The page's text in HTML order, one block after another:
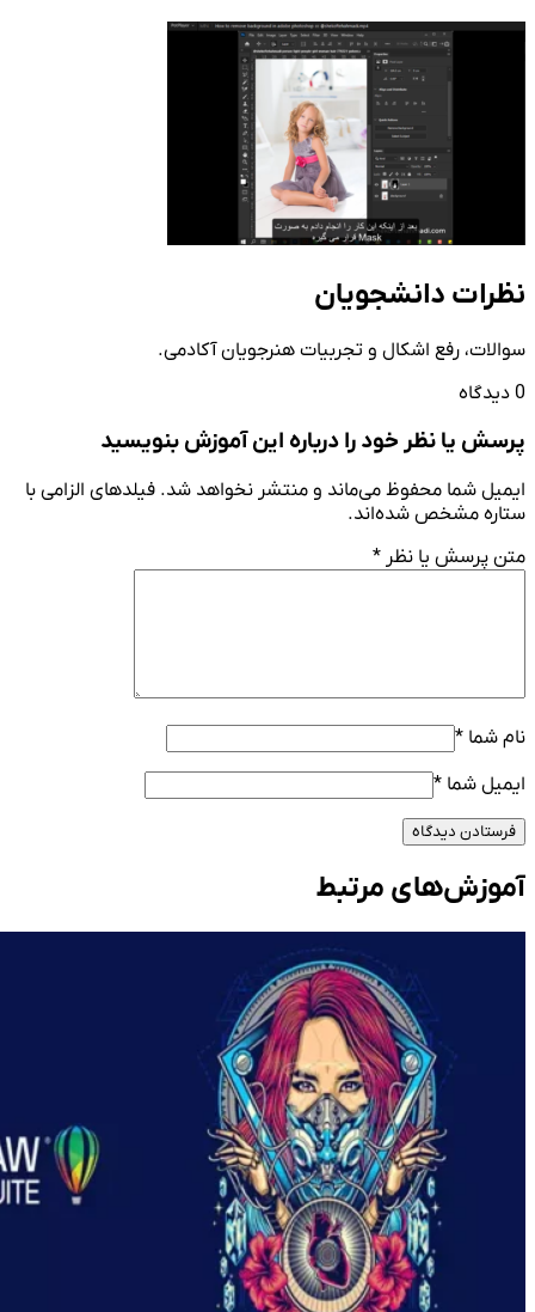
نظرات دانشجویان
سوالات، رفع اشکال و تجربیات هنرجویان آکادمی.
پرسش یا نظر خود را درباره این آموزش بنویسید
ایمیل شما محفوظ می‌ماند و منتشر نخواهد شد. فیلدهای الزامی با
ستاره مشخص شده‌اند.
متن پرسش یا نظر*
نام شما*
ایمیل شما*
فرستادن دیدگاه
آموزش‌های مرتبط